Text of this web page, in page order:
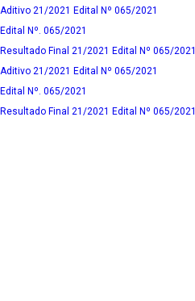
Aditivo 21/2021 Edital Nº 065/2021
Edital Nº. 065/2021
Resultado Final 21/2021 Edital Nº 065/2021
Aditivo 21/2021 Edital Nº 065/2021
Edital Nº. 065/2021
Resultado Final 21/2021 Edital Nº 065/2021